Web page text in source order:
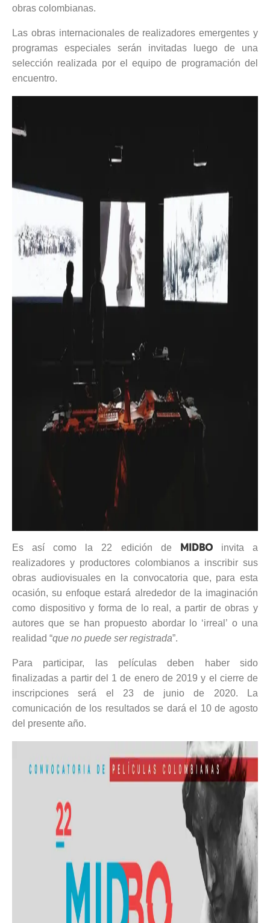
obras colombianas.
Las obras internacionales de realizadores emergentes y
programas especiales serán invitadas luego de una
selección realizada por el equipo de programación del
encuentro.
Es así como la 22 edición de MIDBOinvita a
realizadores y productores colombianos a inscribir sus
obras audiovisuales en la convocatoria que, para esta
ocasión, su enfoque estará alrededor de la imaginación
como dispositivo y forma de lo real, a partir de obras y
autores que se han propuesto abordar lo ‘irreal’ o una
realidad “que no puede ser registrada”.
Para participar, las películas deben haber sido
finalizadas a partir del 1 de enero de 2019 y el cierre de
inscripciones será el 23 de junio de 2020. La
comunicación de los resultados se dará el 10 de agosto
del presente año.